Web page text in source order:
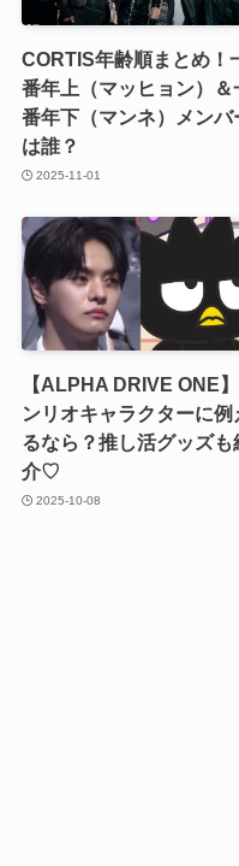
CORTIS年齢順まとめ！
番年上（マッヒョン）＆
番年下（マンネ）メンバ
は誰？
2025-11-01
【ALPHA DRIVE ONE
ンリオキャラクターに例
るなら？推し活グッズも
介♡
2025-10-08